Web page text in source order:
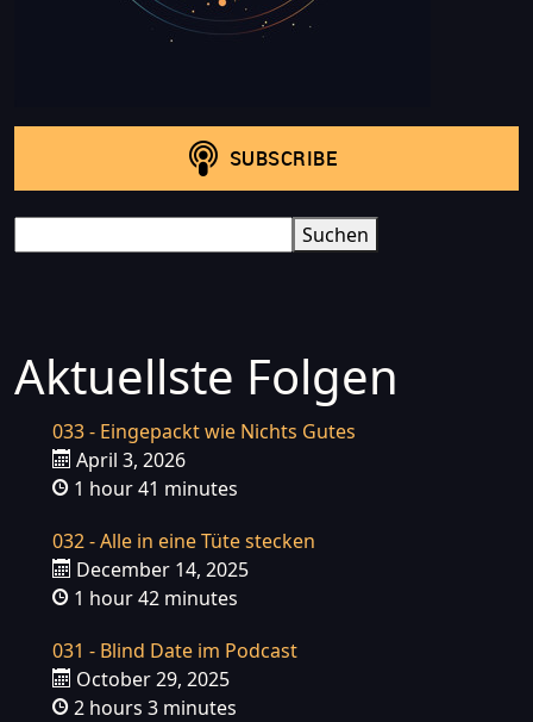
Suchen
Aktuellste Folgen
033 - Eingepackt wie Nichts Gutes
April 3, 2026
1 hour 41 minutes
032 - Alle in eine Tüte stecken
December 14, 2025
1 hour 42 minutes
031 - Blind Date im Podcast
October 29, 2025
2 hours 3 minutes